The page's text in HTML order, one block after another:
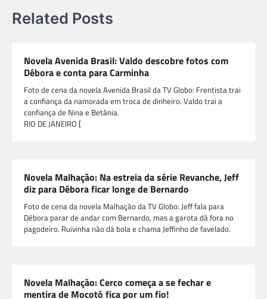
Related Posts
Novela Avenida Brasil: Valdo descobre fotos com
Débora e conta para Carminha
Foto de cena da novela Avenida Brasil da TV Globo: Frentista trai
a confiança da namorada em troca de dinheiro. Valdo trai a
confiança de Nina e Betânia.
RIO DE JANEIRO [
Novela Malhação: Na estreia da série Revanche, Jeff
diz para Débora ficar longe de Bernardo
Foto de cena da novela Malhação da TV Globo: Jeff fala para
Débora parar de andar com Bernardo, mas a garota dá fora no
pagodeiro. Ruivinha não dá bola e chama Jeffinho de favelado.
Novela Malhação: Cerco começa a se fechar e
mentira de Mocotó fica por um fio!